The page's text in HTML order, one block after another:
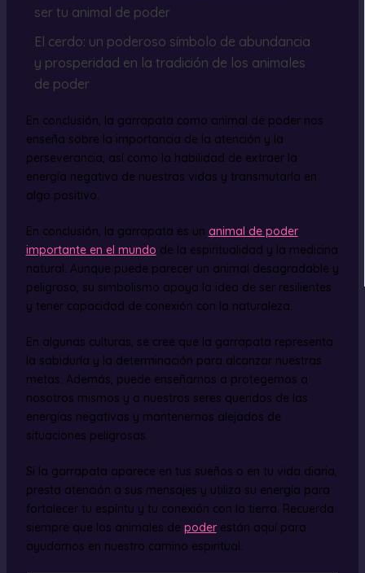
ser tu animal de poder
El cerdo: un poderoso símbolo de abundancia
y prosperidad en la tradición de los animales
de poder
En conclusión, la garrapata como animal de poder nos
enseña sobre la importancia de la atención y la
perseverancia, así como la habilidad de extraer la
energía negativa de nuestras vidas y transmutarla en
algo positivo.
En conclusión, la garrapata es un animal de poder
importante en el mundo de la espiritualidad y la medicina
natural. Aunque puede parecer un animal desagradable y
peligroso, su simbolismo apoya la idea de ser resilientes
y tener capacidad de conexión con la naturaleza.
En algunas culturas, se cree que la garrapata representa
la sabiduría y la determinación para alcanzar nuestras
metas. Además, puede enseñarnos a protegernos a
nosotros mismos y a nuestros seres queridos de las
energías negativas y mantenernos alejados de
situaciones peligrosas.
Si la garrapata aparece en tus sueños o en tu vida diaria,
presta atención a sus mensajes y utiliza su energía para
fortalecer tu espíritu y tu conexión con la tierra. Recuerda
siempre que los animales de poderestán aquí para
ayudarnos en nuestro camino espiritual.